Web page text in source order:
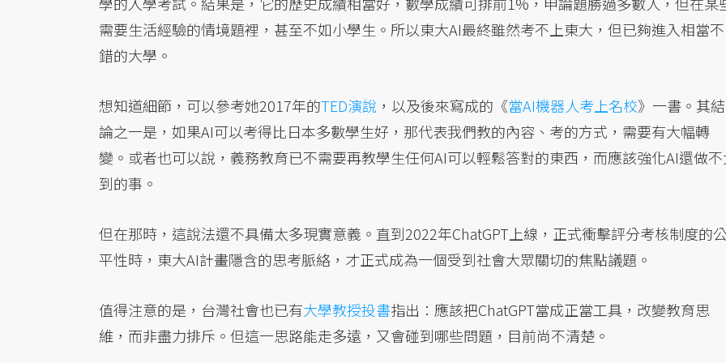
需要生活經驗的情境題裡，甚至不如小學生。所以東大AI最終雖然考不上東大，但已夠進入相當不
錯的大學。
想知道細節，可以參考她2017年的TED演說 ，以及後來寫成的《當AI機器人考上名校》一書。其結
論之一是，如果AI可以考得比日本多數學生好，那代表我們教的內容、考的方式，需要有大幅轉
變。或者也可以說，義務教育已不需要再教學生任何AI可以輕鬆答對的東西，而應該強化AI還做不
到的事。
但在那時，這說法還不具備太多現實意義。直到2022年ChatGPT上線，正式衝擊評分考核制度的公
平性時，東大AI計畫隱含的思考脈絡，才正式成為一個受到社會大眾關切的焦點議題。
值得注意的是，台灣社會也已有大學教授投書指出：應該把ChatGPT當成正當工具，改變教育思
維，而非盡力排斥。但這一思路能走多遠，又會碰到哪些問題，目前尚不清楚。